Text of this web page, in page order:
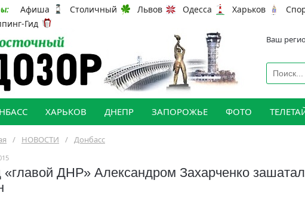
Афиша Столичный Львов Одесса Харьков
Гид
Ваш
ХАРЬКОВ ДНЕПР ЗАПОРОЖЬЕ ФОТО
/ НОВОСТИ / Донбасс
ДНР» Александром Захарченко